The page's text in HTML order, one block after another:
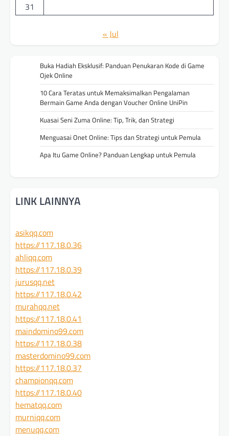
31
« Jul
Buka Hadiah Eksklusif: Panduan Penukaran Kode di Game
Ojek Online
10 Cara Teratas untuk Memaksimalkan Pengalaman
Bermain Game Anda dengan Voucher Online UniPin
Kuasai Seni Zuma Online: Tip, Trik, dan Strategi
Menguasai Onet Online: Tips dan Strategi untuk Pemula
Apa Itu Game Online? Panduan Lengkap untuk Pemula
LINK LAINNYA
asikqq.com
https://117.18.0.36
ahliqq.com
https://117.18.0.39
jurusqq.net
https://117.18.0.42
murahqq.net
https://117.18.0.41
maindomino99.com
https://117.18.0.38
masterdomino99.com
https://117.18.0.37
championqq.com
https://117.18.0.40
hematqq.com
murniqq.com
menuqq.com